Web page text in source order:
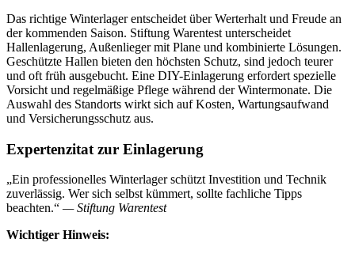
Das richtige Winterlager entscheidet über Werterhalt und Freude an
der kommenden Saison. Stiftung Warentest unterscheidet
Hallenlagerung, Außenlieger mit Plane und kombinierte Lösungen.
Geschützte Hallen bieten den höchsten Schutz, sind jedoch teurer
und oft früh ausgebucht. Eine DIY-Einlagerung erfordert spezielle
Vorsicht und regelmäßige Pflege während der Wintermonate. Die
Auswahl des Standorts wirkt sich auf Kosten, Wartungsaufwand
und Versicherungsschutz aus.
Expertenzitat zur Einlagerung
„Ein professionelles Winterlager schützt Investition und Technik
zuverlässig. Wer sich selbst kümmert, sollte fachliche Tipps
beachten.“ — Stiftung Warentest
Wichtiger Hinweis: